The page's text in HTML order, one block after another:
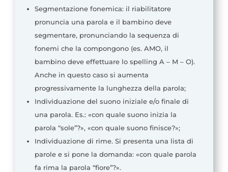
Segmentazione fonemica: il riabilitatore
pronuncia una parola e il bambino deve
segmentare, pronunciando la sequenza di
fonemi che la compongono (es. AMO, il
bambino deve effettuare lo spelling A – M – O).
Anche in questo caso si aumenta
progressivamente la lunghezza della parola;
Individuazione del suono iniziale e/o finale di
una parola. Es.: «con quale suono inizia la
parola “sole”?», «con quale suono finisce?»;
Individuazione di rime. Si presenta una lista di
parole e si pone la domanda: «con quale parola
fa rima la parola “fiore”?».